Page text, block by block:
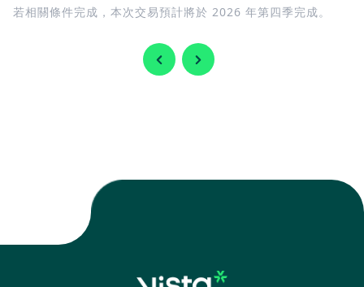
若相關條件完成，本次交易預計將於 2026 年第四季完成。